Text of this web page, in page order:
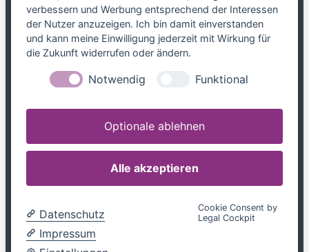
Karriere
Kontakt
Leistungen
Downloads
Tel. 0800 599699799
info@mandatum-bavariae.de
verbessern und Werbung entsprechend der Interessen
der Nutzer anzuzeigen. Ich bin damit einverstanden
und kann meine Einwilligung jederzeit mit Wirkung für
die Zukunft widerrufen oder ändern.
Notwendig Funktional
Optionale ablehnen
Alle akzeptieren
Datenschutz
Impressum
Cookie Consent by
Legal Cockpit